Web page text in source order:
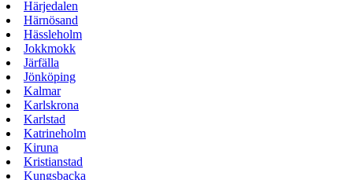
Härjedalen
Härnösand
Hässleholm
Jokkmokk
Järfälla
Jönköping
Kalmar
Karlskrona
Karlstad
Katrineholm
Kiruna
Kristianstad
Kungsbacka